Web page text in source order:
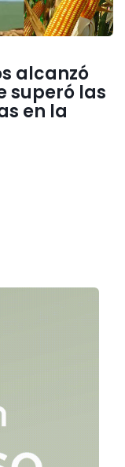
alcanzó
superó las
en la